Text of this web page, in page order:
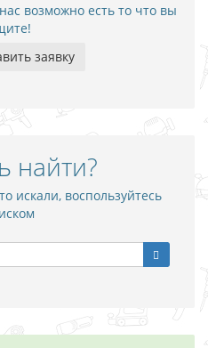
возможно есть то что вы
заявку
найти?
искали, воспользуйтесь